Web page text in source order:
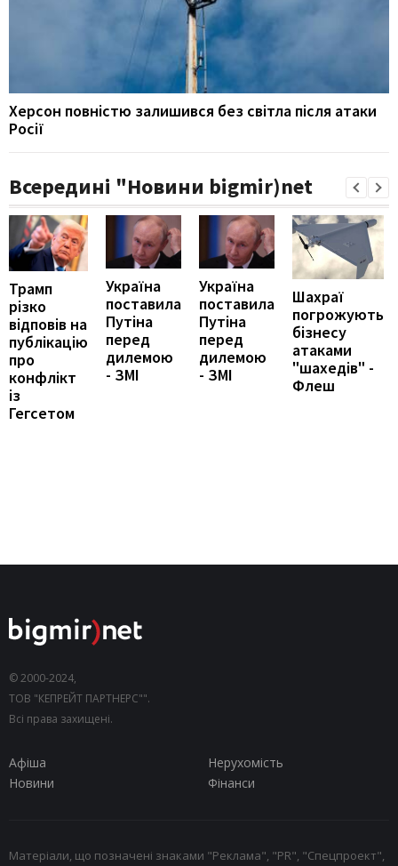
Херсон повністю залишився без світла після атаки
Росії
Всередині "Новини bigmir)net
Трамп
різко
відповів на
публікацію
про
конфлікт
із
Гегсетом
Україна
поставила
Путіна
перед
дилемою
- ЗМІ
Україна
поставила
Путіна
перед
дилемою
- ЗМІ
Шахраї
погрожують
бізнесу
атаками
"шахедів" -
Флеш
© 2000-2024,
ТОВ "КЕПРЕЙТ ПАРТНЕРС"".
Всі права захищені.
Афіша
Нерухомість
Новини
Фінанси
Матеріали, що позначені знаками "Реклама", "PR", "Спецпроект",